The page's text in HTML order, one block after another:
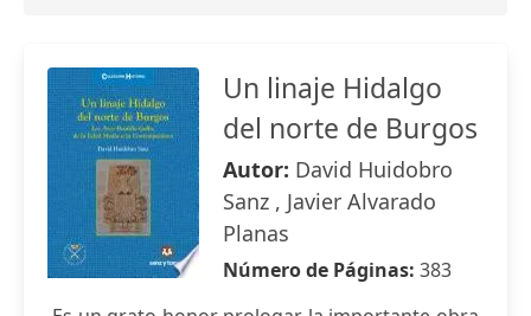
Un linaje Hidalgo
del norte de Burgos
Autor: David Huidobro
Sanz , Javier Alvarado
Planas
Número de Páginas: 383